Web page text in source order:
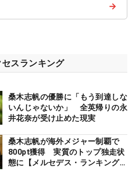
→
スランキング
桑木志帆の優勝に「もう到達しな
いんじゃないか」 全英帰りの永
井花奈が受け止めた現実
桑木志帆が海外メジャー制覇で
800pt獲得 実質のトップ独走状
態に【メルセデス・ランキング番